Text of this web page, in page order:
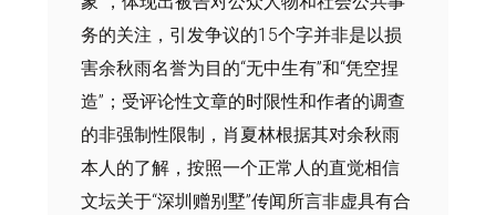
务的关注，引发争议的15个字并非是以损
害余秋雨名誉为目的“无中生有”和“凭空捏
造”；受评论性文章的时限性和作者的调查
的非强制性限制，肖夏林根据其对余秋雨
本人的了解，按照一个正常人的直觉相信
文坛关于“深圳赠别墅”传闻所言非虚具有合